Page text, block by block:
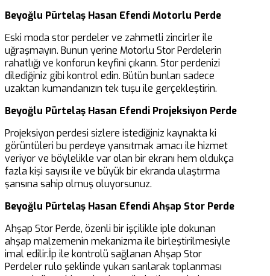
Beyoğlu Pürtelaş Hasan Efendi Motorlu Perde
Eski moda stor perdeler ve zahmetli zincirler ile
uğraşmayın. Bunun yerine Motorlu Stor Perdelerin
rahatlığı ve konforun keyfini çıkarın. Stor perdenizi
dilediğiniz gibi kontrol edin. Bütün bunları sadece
uzaktan kumandanızın tek tuşu ile gerçekleştirin.
Beyoğlu Pürtelaş Hasan Efendi Projeksiyon Perde
Projeksiyon perdesi sizlere istediğiniz kaynakta ki
görüntüleri bu perdeye yansıtmak amacı ile hizmet
veriyor ve böylelikle var olan bir ekranı hem oldukça
fazla kişi sayısı ile ve büyük bir ekranda ulaştırma
şansına sahip olmuş oluyorsunuz.
Beyoğlu Pürtelaş Hasan Efendi Ahşap Stor Perde
Ahşap Stor Perde, özenli bir işçilikle iple dokunan
ahşap malzemenin mekanizma ile birleştirilmesiyle
imal edilir.İp ile kontrolü sağlanan Ahşap Stor
Perdeler rulo şeklinde yukarı sarılarak toplanması